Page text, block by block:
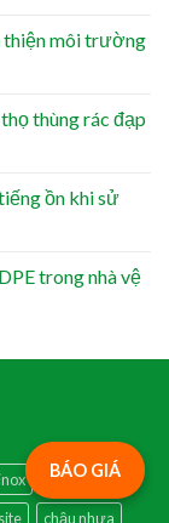
thiện môi trường
thùng rác đạp
ồn khi sử
trong nhà vệ
chậu nhựa
BÁO GIÁ